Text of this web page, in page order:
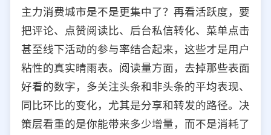
主力消费城市是不是更集中了？再看活跃度，要
把评论、点赞阅读比、后台私信转化、菜单点击
甚至线下活动的参与率结合起来，这些才是用户
粘性的真实晴雨表。阅读量方面，去掉那些表面
好看的数字，多关注头条和非头条的平均表现、
同比环比的变化，尤其是分享和转发的路径。决
策层看重的是你能带来多少增量，而不是消耗了